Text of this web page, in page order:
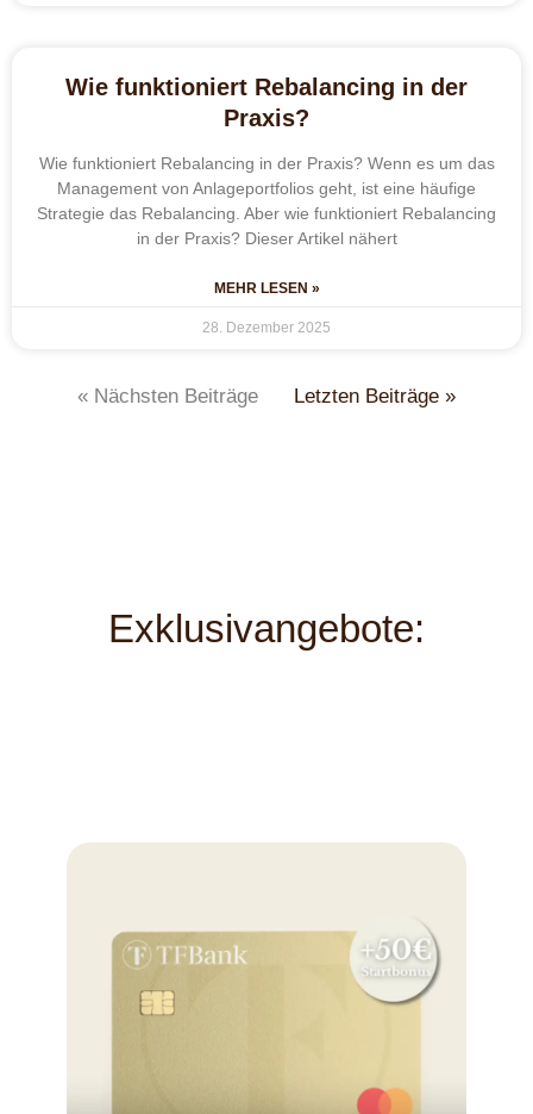
Wie funktioniert Rebalancing in der
Praxis?
Wie funktioniert Rebalancing in der Praxis? Wenn es um das
Management von Anlageportfolios geht, ist eine häufige
Strategie das Rebalancing. Aber wie funktioniert Rebalancing
in der Praxis? Dieser Artikel nähert
MEHR LESEN »
28. Dezember 2025
« Nächsten Beiträge Letzten Beiträge »
Exklusivangebote: